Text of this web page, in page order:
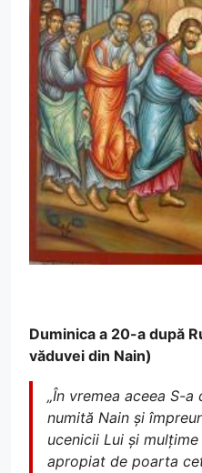
Duminica a 20-a după
văduvei din Nain)
„În vremea aceea S-
numită Nain și
ucenicii Lui și
apropiat de poarta